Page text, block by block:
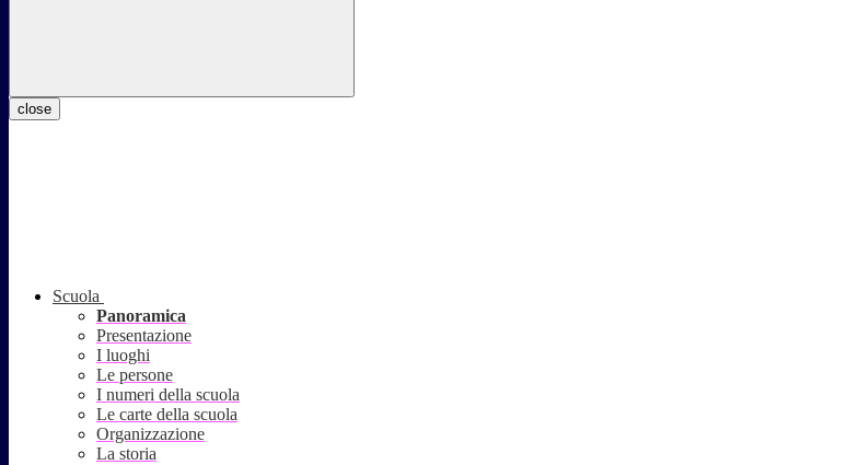
close
Scuola
Panoramica
Presentazione
I luoghi
Le persone
I numeri della scuola
Le carte della scuola
Organizzazione
La storia